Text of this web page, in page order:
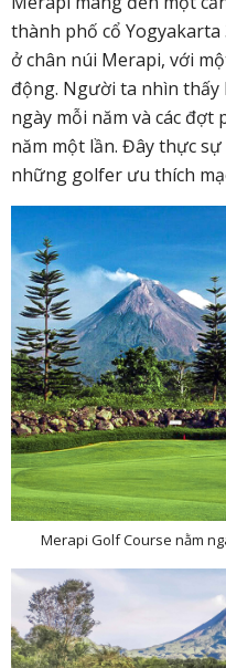
thành phố cổ
ở chân núi Merapi, với
động. Người ta nhìn
ngày mỗi năm và các
năm một lần. Đây thực
những golfer ưu thích
Merapi Golf Course nằm